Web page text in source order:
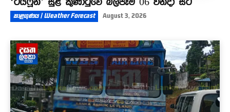
කාළගුණය | Weather Forecast August 3, 2026